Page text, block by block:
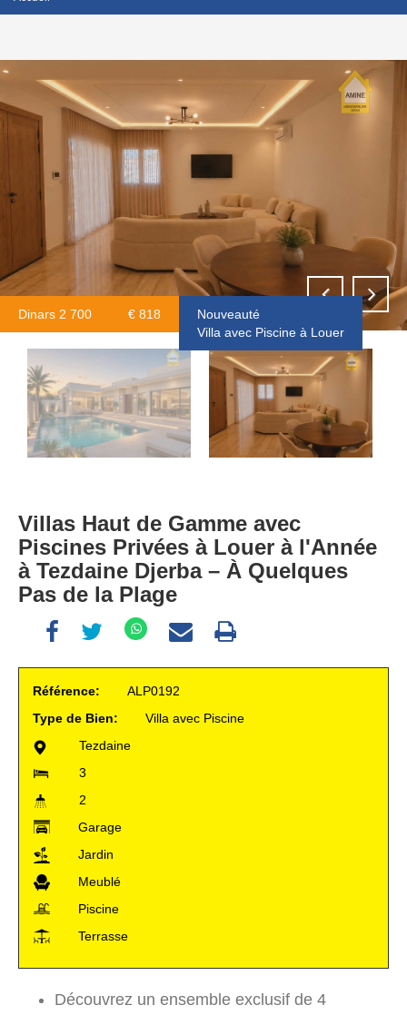
Villas Haut de Gamme avec
Piscines Privées à Louer à l'Année
à Tezdaine Djerba – À Quelques
Pas de la Plage
Dinars 2 700 € 818
Nouveauté
Villa avec Piscine à Louer
Référence:
ALP0192
Type de Bien:
Villa avec Piscine
Tezdaine
3
2
Garage
Jardin
Meublé
Piscine
Terrasse
Découvrez un ensemble exclusif de 4